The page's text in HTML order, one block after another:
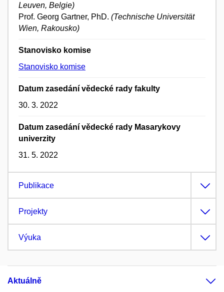
Leuven, Belgie)
Prof. Georg Gartner, PhD. (Technische Universität
Wien, Rakousko)
Stanovisko komise
Stanovisko komise
Datum zasedání vědecké rady fakulty
30. 3. 2022
Datum zasedání vědecké rady Masarykovy
univerzity
31. 5. 2022
Publikace
Projekty
Výuka
Aktuálně